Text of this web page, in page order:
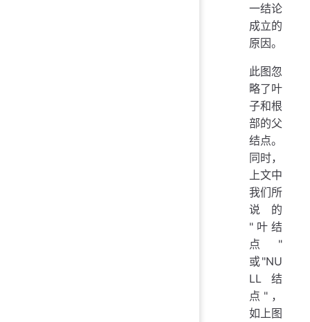
一结论
成立的
原因。
此图忽
略了叶
子和根
部的父
结点。
同时，
上文中
我们所
说的
"叶结
点"
或"NU
LL结
点"，
如上图